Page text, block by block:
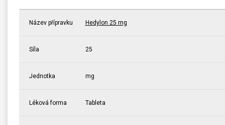
Název přípravku Hedylon 25 mg
Síla 25
Jednotka mg
Léková forma Tableta